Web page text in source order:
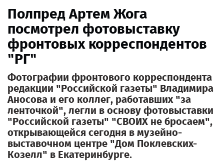
О
нас
Полпред Артем Жога
посмотрел фотовыставку
фронтовых корреспондентов
"РГ"
Фотографии фронтового корреспондента
редакции "Российской газеты" Владимира
Аносова и его коллег, работавших "за
ленточкой", легли в основу фотовыставки
"Российской газеты" "СВОИХ не бросаем",
открывающейся сегодня в музейно-
выставочном центре "Дом Поклевских-
Козелл" в Екатеринбурге.